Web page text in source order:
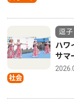
社会
逗子
ハワ
サマ